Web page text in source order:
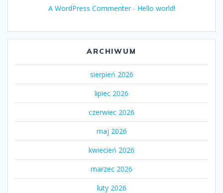
A WordPress Commenter- Hello world!
ARCHIWUM
sierpień 2026
lipiec 2026
czerwiec 2026
maj 2026
kwiecień 2026
marzec 2026
luty 2026